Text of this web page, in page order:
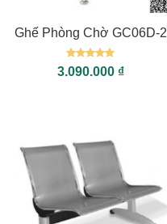
Ghế Phòng Chờ GC06D-2
Được xếp
hạng55
3.090.000 ₫